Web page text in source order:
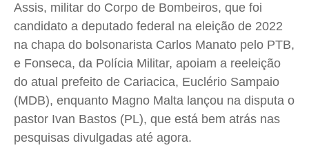
Termos de Uso
Privacidade
Termos de Uso
Privacidade
Termos de Uso
Privacidade
Termos de Uso
Privacidade
Assis, militar do Corpo de Bombeiros, que foi
candidato a deputado federal na eleição de 2022
na chapa do bolsonarista Carlos Manato pelo PTB,
e Fonseca, da Polícia Militar, apoiam a reeleição
do atual prefeito de Cariacica, Euclério Sampaio
(MDB), enquanto Magno Malta lançou na disputa o
pastor Ivan Bastos (PL), que está bem atrás nas
pesquisas divulgadas até agora.